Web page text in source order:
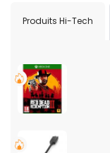
Produits Hi-Tech